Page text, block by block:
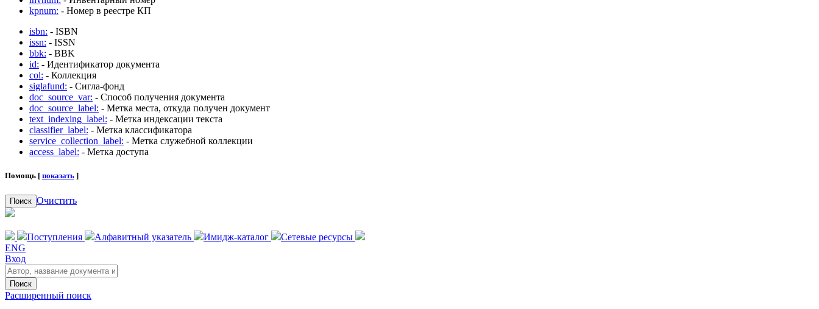
kpnum: - Номер в реестре КП
isbn: - ISBN
issn: - ISSN
bbk: - BBK
id: - Идентификатор документа
col: - Коллекция
siglafund: - Сигла-фонд
doc_source_var: - Способ получения документа
doc_source_label: - Метка места, откуда получен документ
text_indexing_label: - Метка индексации текста
classifier_label: - Метка классификатора
service_collection_label: - Метка служебной коллекции
access_label: - Метка доступа
Помощь [ показать ]
Поиск Очистить
Поступления Алфавитный указатель Имидж-каталог
Сетевые ресурсы
ENG
Вход
Поиск
Расширенный поиск